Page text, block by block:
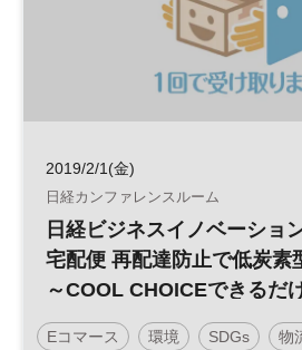
2019/2/1(金)
日経カンファレンスルーム
日経ビジネスイノベーショ
宅配便 再配達防止で低炭素
～COOL CHOICEできるだ
りませんかキャンペーン～
Eコマース 環境 SDGs 物